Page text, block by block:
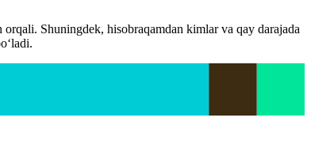
Shuningdek, hisobraqamdan kimlar va qay darajada